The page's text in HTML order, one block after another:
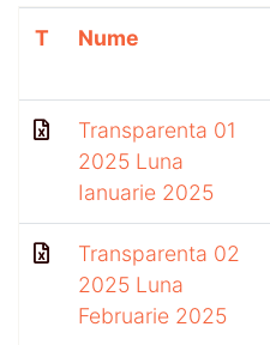
T Nume
Transparenta 01
2025 Luna
Ianuarie 2025
Transparenta 02
2025 Luna
Februarie 2025